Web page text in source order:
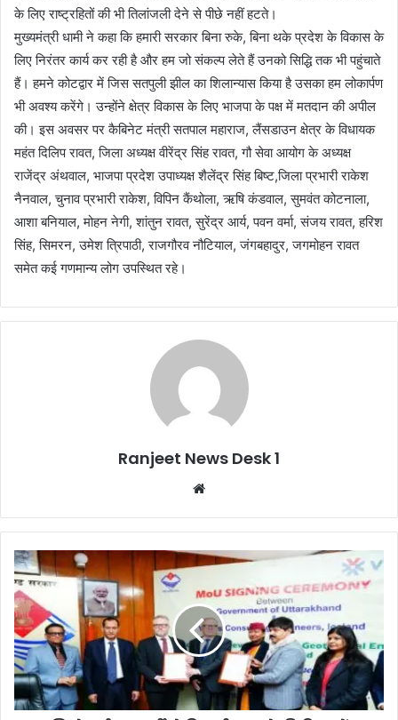
के लिए राष्ट्रहितों की भी तिलांजली देने से पीछे नहीं हटते।
मुख्यमंत्री धामी ने कहा कि हमारी सरकार बिना रुके, बिना थके प्रदेश के विकास के
लिए निरंतर कार्य कर रही है और हम जो संकल्प लेते हैं उनको सिद्धि तक भी पहुंचाते
हैं। हमने कोटद्वार में जिस सतपुली झील का शिलान्यास किया है उसका हम लोकार्पण
भी अवश्य करेंगे। उन्होंने क्षेत्र विकास के लिए भाजपा के पक्ष में मतदान की अपील
की। इस अवसर पर कैबिनेट मंत्री सतपाल महाराज, लैंसडाउन क्षेत्र के विधायक
महंत दिलिप रावत, जिला अध्यक्ष वीरेंद्र सिंह रावत, गौ सेवा आयोग के अध्यक्ष
राजेंद्र अंथवाल, भाजपा प्रदेश उपाध्यक्ष शैलेंद्र सिंह बिष्ट,जिला प्रभारी राकेश
नैनवाल, चुनाव प्रभारी राकेश, विपिन कैंथोला, ऋषि कंडवाल, सुमवंत कोटनाला,
आशा बनियाल, मोहन नेगी, शांतुन रावत, सुरेंद्र आर्य, पवन वर्मा, संजय रावत, हरिश
सिंह, सिमरन, उमेश त्रिपाठी, राजगौरव नौटियाल, जंगबहादुर, जगमोहन रावत
समेत कई गणमान्य लोग उपस्थित रहे।
Ranjeet News Desk 1
te